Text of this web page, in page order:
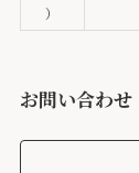
）
お問い合わ